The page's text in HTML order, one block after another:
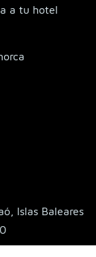
a tu hotel
Islas Baleares